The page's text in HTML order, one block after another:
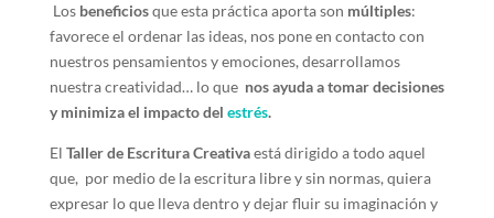
Los beneficiosque esta práctica aporta son múltiples:
favorece el ordenar las ideas, nos pone en contacto con
nuestros pensamientos y emociones, desarrollamos
nuestra creatividad… lo quenos ayuda a tomar decisiones
y minimiza el impacto del estrés.
El Taller de Escritura Creativaestá dirigido a todo aquel
que, por medio de la escritura libre y sin normas, quiera
expresar lo que lleva dentro y dejar fluir su imaginación y